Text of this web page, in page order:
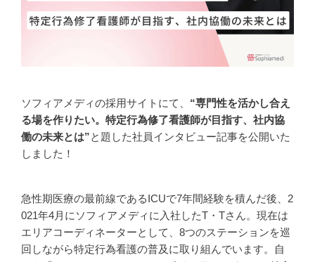
ソフィアメディの採用サイトにて、 “専門性を活かし合え
る場を作りたい。特定行為修了看護師が目指す、社内協
働の未来とは”と題した社員インタビュー記事を公開いた
しました！
急性期医療の最前線であるICUで7年間経験を積んだ後、2
021年4月にソフィアメディに入社したT・Tさん。現在は
エリアコーディネーターとして、8つのステーションを巡
回しながら特定行為看護の普及に取り組んでいます。自